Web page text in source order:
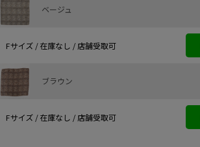
ベージュ
Fサイズ / 在庫なし / 店舗受取可
ブラウン
Fサイズ / 在庫なし / 店舗受取可